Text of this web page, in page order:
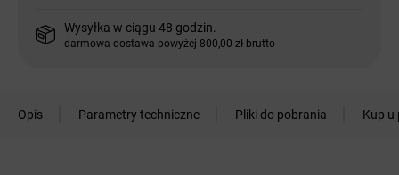
Wysyłka w ciągu 48 godzin.
darmowa dostawa powyżej 800,00 zł brutto
Opis Parametry techniczne Pliki do pobrania Kup u